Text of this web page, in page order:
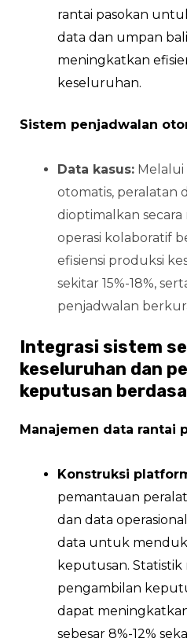
rantai pasokan
data dan umpan
meningkatkan
keseluruhan.
Sistem penjadwalan
Data kasus: Melalui
otomatis, peralatan
dioptimalkan secara
operasi kolaboratif
efisiensi produksi
sekitar 15%-18%,
penjadwalan
Integrasi sistem
keseluruhan dan
keputusan
Manajemen data rantai
Konstruksi
pemantauan
dan data
data untuk
keputusan.
pengambilan
dapat
sebesar 8%-12%